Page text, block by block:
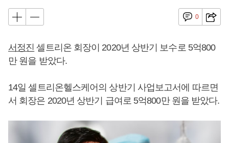
0
서정진 셀트리온 회장이 2020년 상반기 보수로 5억800
만 원을 받았다.
14일 셀트리온헬스케어의 상반기 사업보고서에 따르면
서 회장은 2020년 상반기 급여로 5억800만 원을 받았다.